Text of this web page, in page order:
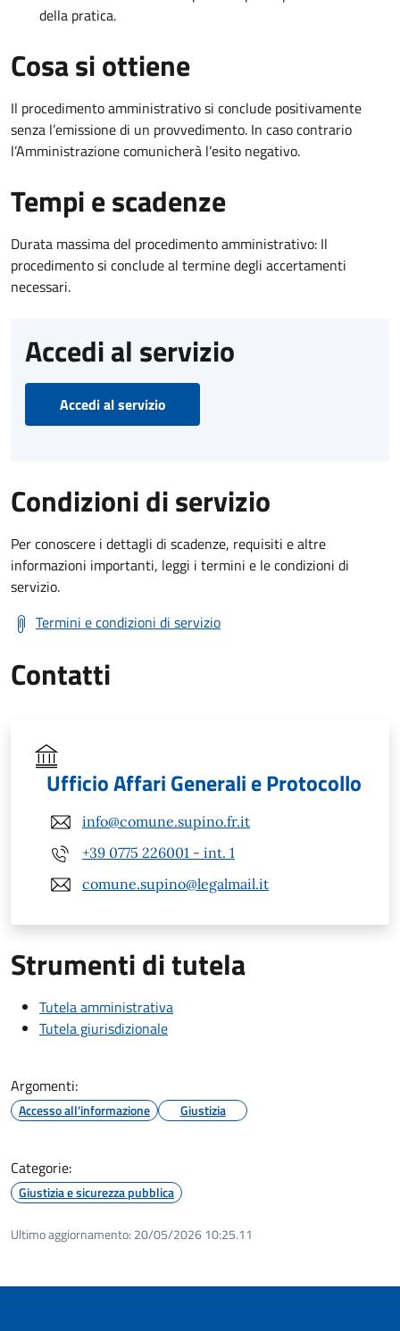
della pratica.
Cosa si ottiene
Il procedimento amministrativo si conclude positivamente
senza l’emissione di un provvedimento. In caso contrario
l’Amministrazione comunicherà l’esito negativo.
Tempi e scadenze
Durata massima del procedimento amministrativo: Il
procedimento si conclude al termine degli accertamenti
necessari.
Accedi al servizio
Accedi al servizio
Condizioni di servizio
Per conoscere i dettagli di scadenze, requisiti e altre
informazioni importanti, leggi i termini e le condizioni di
servizio.
Termini e condizioni di servizio
Contatti
Ufficio Affari Generali e Protocollo
info@comune.supino.fr.it
+39 0775 226001 - int. 1
comune.supino@legalmail.it
Strumenti di tutela
Tutela amministrativa
Tutela giurisdizionale
Argomenti:
Accesso all'informazione Giustizia
Categorie:
Giustizia e sicurezza pubblica
Ultimo aggiornamento: 20/05/2026 10:25.11